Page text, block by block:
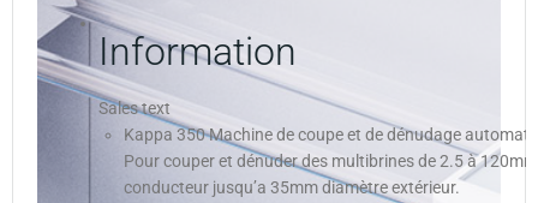
Information
Sales text
Kappa 350 Machine de coupe et de dénudage
Pour couper et dénuder des multibrines de 2.5 à
conducteur jusqu’a 35mm diamètre extérieur.